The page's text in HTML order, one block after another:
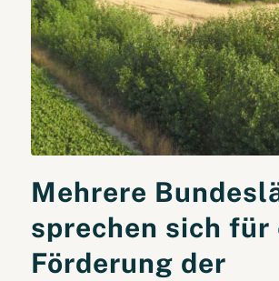
Mehrere
sprechen sich für
Förderung der